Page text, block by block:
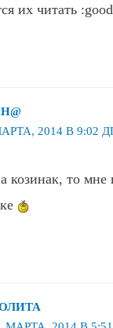
их читать
2014 В 9:02
козинак, то мне